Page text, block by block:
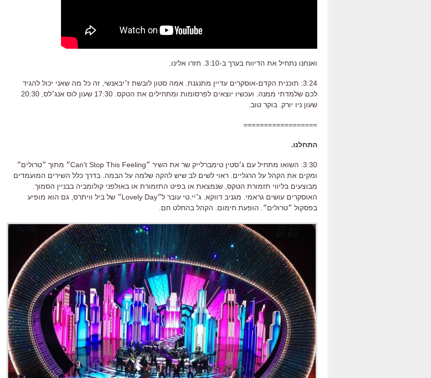
ואנחנו נתחיל את הדיווח בערך ב-3:10. חזרו אלינו.
3:24: תוכנית הקדם-אוסקרים עדיין מתנגנת. אמה סטון לובשת ז׳יבאנשי, זה כל מה שאני יכול להגיד
לכם שלמדתי ממנה. ועכשיו יוצאים לפרסומות ומתחילים את הטקס. 17:30 שעון לוס אנג׳לס, 20:30
שעון ניו יורק. בוקר טוב.
==================
התחלנו.
3:30: השואו מתחיל עם ג׳סטין טימברלייק שר את השיר ״Can't Stop This Feeling״ מתוך ״טרולים״
ומקים את הקהל על הרגליים. ראוי לשים לב שיש להקה שלמה על הבמה. בדרך כלל השירים המועמדים
מבוצעים בליווי תזמורת הטקס, שנמצאת או בפיט התזמורת או באולפני קולומביה בבניין הסמוך.
האוסקרים עושים גראמי. מגניב דווקא. ג׳יי.טי עובר ל״Lovely Day״ של ביל וויתרס, גם הוא מופיע
בפסקול ״טרולים״. הופעת חימום. הקהל בהחלט חם.